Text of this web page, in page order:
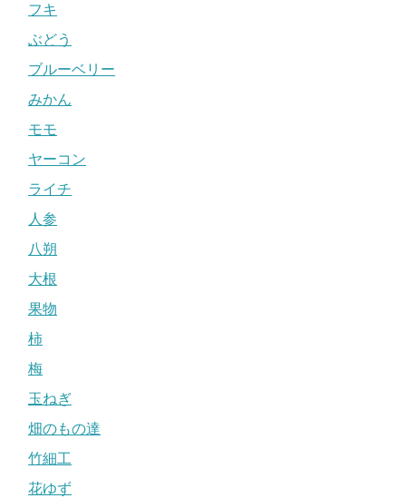
フキ
ぶどう
ブルーベリー
みかん
モモ
ヤーコン
ライチ
人参
八朔
大根
果物
柿
梅
玉ねぎ
畑のもの達
竹細工
花ゆず